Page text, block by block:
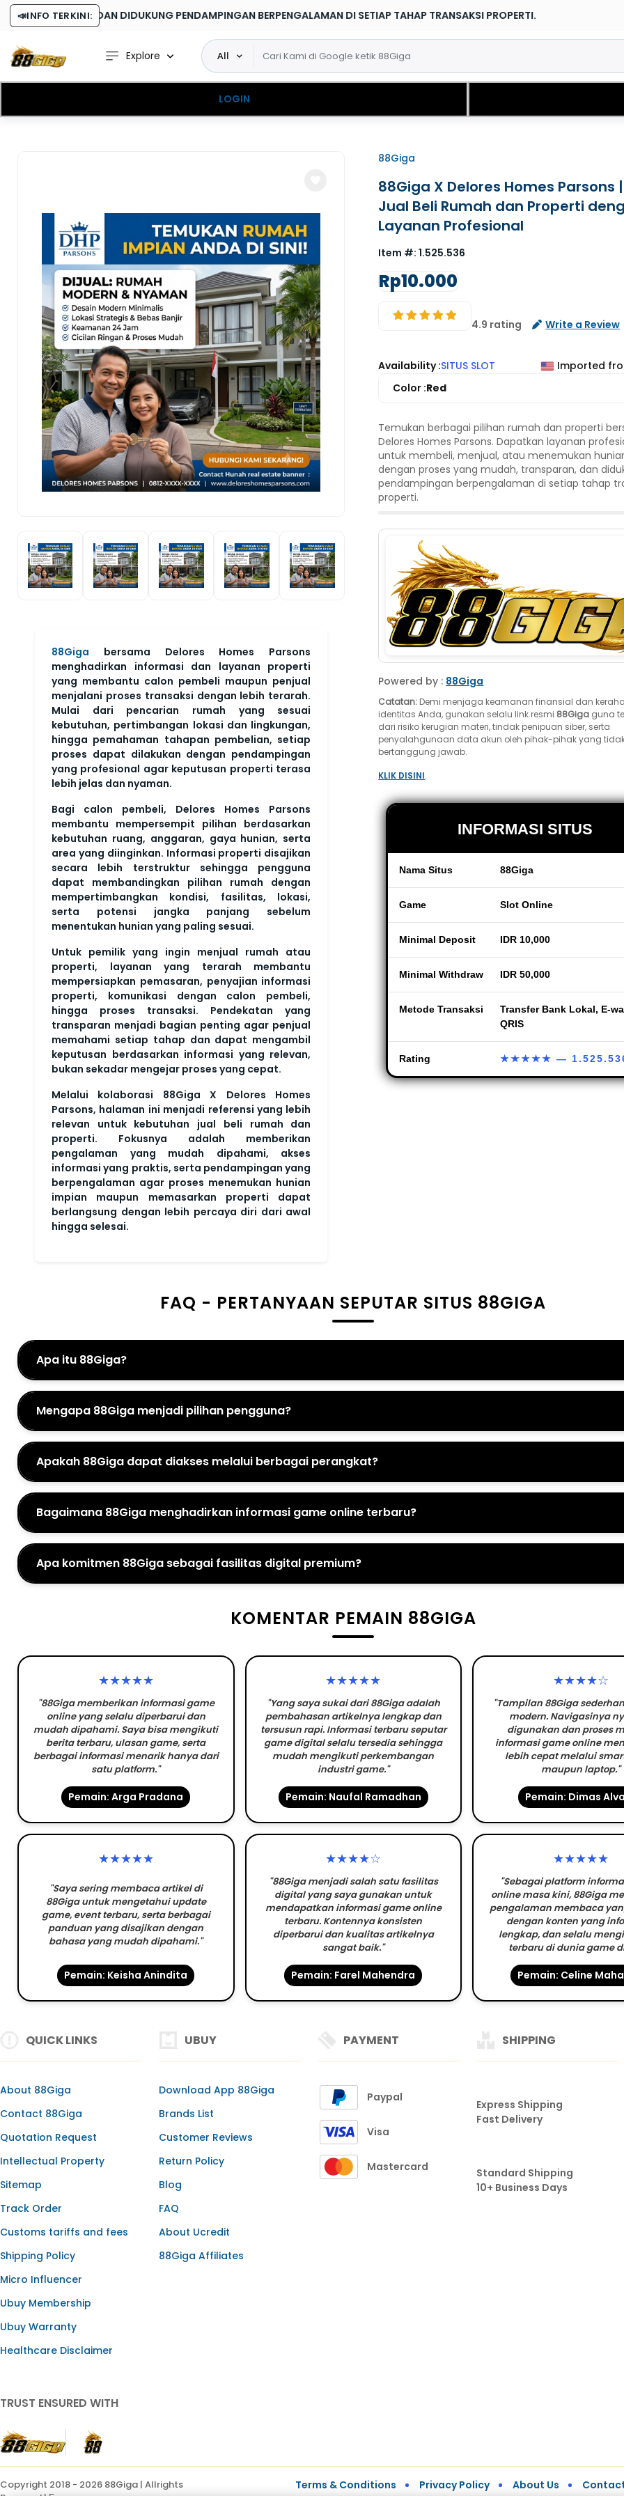
📣INFO TERKINI:PENDAMPINGAN BERPENGALAMAN DI SETIAP TAHAP TRANSAKSI PROPERTI.
Explore All
LOGIN
88Giga bersama Delores Homes Parsons
menghadirkan informasi dan layanan properti
yang membantu calon pembeli maupun penjual
menjalani proses transaksi dengan lebih terarah.
Mulai dari pencarian rumah yang sesuai
kebutuhan, pertimbangan lokasi dan lingkungan,
hingga pemahaman tahapan pembelian, setiap
proses dapat dilakukan dengan pendampingan
yang profesional agar keputusan properti terasa
lebih jelas dan nyaman.
Bagi calon pembeli, Delores Homes Parsons
membantu mempersempit pilihan berdasarkan
kebutuhan ruang, anggaran, gaya hunian, serta
area yang diinginkan. Informasi properti disajikan
secara lebih terstruktur sehingga pengguna
dapat membandingkan pilihan rumah dengan
mempertimbangkan kondisi, fasilitas, lokasi,
serta potensi jangka panjang sebelum
menentukan hunian yang paling sesuai.
Untuk pemilik yang ingin menjual rumah atau
properti, layanan yang terarah membantu
mempersiapkan pemasaran, penyajian informasi
properti, komunikasi dengan calon pembeli,
hingga proses transaksi. Pendekatan yang
transparan menjadi bagian penting agar penjual
memahami setiap tahap dan dapat mengambil
keputusan berdasarkan informasi yang relevan,
bukan sekadar mengejar proses yang cepat.
Melalui kolaborasi 88Giga X Delores Homes
Parsons, halaman ini menjadi referensi yang lebih
relevan untuk kebutuhan jual beli rumah dan
properti. Fokusnya adalah memberikan
pengalaman yang mudah dipahami, akses
informasi yang praktis, serta pendampingan yang
berpengalaman agar proses menemukan hunian
impian maupun memasarkan properti dapat
berlangsung dengan lebih percaya diri dari awal
hingga selesai.
88Giga
88Giga X Delores Homes Parsons
Jual Beli Rumah dan Properti
Layanan Profesional
Item #:1.525.536
Rp10.000
4.9 rating Write a Review
Availability :SITUS SLOT
Imported
Color :Red
Temukan berbagai pilihan rumah dan properti
Delores Homes Parsons. Dapatkan layanan
untuk membeli, menjual, atau menemukan
dengan proses yang mudah, transparan, dan
pendampingan berpengalaman di setiap tahap
properti.
Powered by : 88Giga
Catatan: Demi menjaga keamanan finansial dan
identitas Anda, gunakan selalu link resmi 88Giga guna
dari risiko kerugian materi, tindak penipuan siber, serta
penyalahgunaan data akun oleh pihak-pihak yang
bertanggung jawab.
KLIK DISINI.
INFORMASI SITUS
Nama Situs 88Giga
Game Slot Online
Minimal Deposit IDR 10,000
Minimal Withdraw IDR 50,000
Metode Transaksi
Transfer Bank Lokal, E-
QRIS
Rating ★★★★★—
FAQ - PERTANYAAN SEPUTAR SITUS 88GIGA
Apa itu 88Giga?
Mengapa 88Giga menjadi pilihan pengguna?
Apakah 88Giga dapat diakses melalui berbagai perangkat?
Bagaimana 88Giga menghadirkan informasi game online terbaru?
Apa komitmen 88Giga sebagai fasilitas digital premium?
KOMENTAR PEMAIN 88GIGA
★★★★★
"88Giga memberikan informasi game
online yang selalu diperbarui dan
mudah dipahami. Saya bisa mengikuti
berita terbaru, ulasan game, serta
berbagai informasi menarik hanya dari
satu platform."
Pemain: Arga Pradana
★★★★★
"Yang saya sukai dari 88Giga adalah
pembahasan artikelnya lengkap dan
tersusun rapi. Informasi terbaru seputar
game digital selalu tersedia sehingga
mudah mengikuti perkembangan
industri game."
Pemain: Naufal Ramadhan
★★★★☆
"Tampilan 88Giga
modern. Navigasinya
digunakan dan proses
informasi game online
lebih cepat melalui
maupun laptop."
Pemain: Dimas
★★★★★
"Saya sering membaca artikel di
88Giga untuk mengetahui update
game, event terbaru, serta berbagai
panduan yang disajikan dengan
bahasa yang mudah dipahami."
Pemain: Keisha Anindita
★★★★☆
"88Giga menjadi salah satu fasilitas
digital yang saya gunakan untuk
mendapatkan informasi game online
terbaru. Kontennya konsisten
diperbarui dan kualitas artikelnya
sangat baik."
Pemain: Farel Mahendra
★★★★★
"Sebagai platform
online masa kini, 88Giga
pengalaman membaca
dengan konten yang
lengkap, dan selalu
terbaru di dunia game
Pemain: Celine
QUICK LINKS
About 88Giga
Contact 88Giga
Quotation Request
Intellectual Property
Sitemap
Track Order
Customs tariffs and fees
Shipping Policy
Micro Influencer
Ubuy Membership
Ubuy Warranty
Healthcare Disclaimer
UBUY
Download App 88Giga
Brands List
Customer Reviews
Return Policy
Blog
FAQ
About Ucredit
88Giga Affiliates
PAYMENT
Paypal
Visa
Mastercard
SHIPPING
Express Shipping
Fast Delivery
Standard Shipping
10+ Business Days
TRUST ENSURED WITH
Copyright 2018 - 2026 88Giga | Allrights
Terms & Conditions Privacy Policy About Us